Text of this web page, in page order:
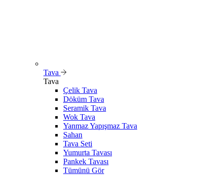
Tava
Tava
Çelik Tava
Döküm Tava
Seramik Tava
Wok Tava
Yanmaz Yapışmaz Tava
Sahan
Tava Seti
Yumurta Tavası
Pankek Tavası
Tümünü Gör